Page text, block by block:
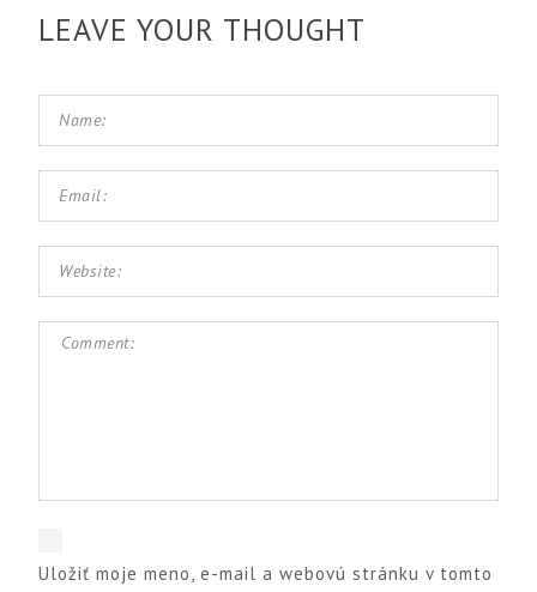
LEAVE YOUR THOUGHT
Uložiť moje meno, e-mail a webovú stránku v tomto